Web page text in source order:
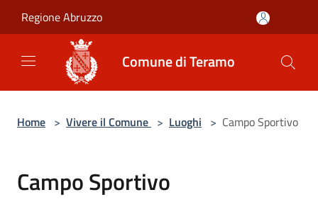
Regione Abruzzo
Comune di Teramo
Home > Vivere il Comune > Luoghi > Campo Sportivo
Campo Sportivo